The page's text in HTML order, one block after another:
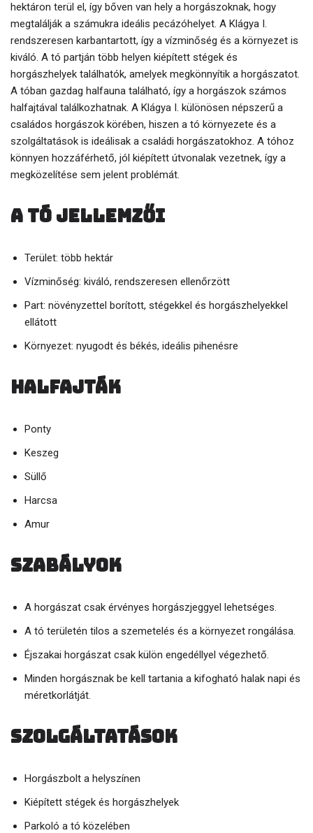
hektáron terül el, így bőven van hely a horgászoknak, hogy
megtalálják a számukra ideális pecázóhelyet. A Klágya I.
rendszeresen karbantartott, így a vízminőség és a környezet is
kiváló. A tó partján több helyen kiépített stégek és
horgászhelyek találhatók, amelyek megkönnyítik a horgászatot.
A tóban gazdag halfauna található, így a horgászok számos
halfajtával találkozhatnak. A Klágya I. különösen népszerű a
családos horgászok körében, hiszen a tó környezete és a
szolgáltatások is ideálisak a családi horgászatokhoz. A tóhoz
könnyen hozzáférhető, jól kiépített útvonalak vezetnek, így a
megközelítése sem jelent problémát.
A tó jellemzői
Terület: több hektár
Vízminőség: kiváló, rendszeresen ellenőrzött
Part: növényzettel borított, stégekkel és horgászhelyekkel
ellátott
Környezet: nyugodt és békés, ideális pihenésre
Halfajták
Ponty
Keszeg
Süllő
Harcsa
Amur
Szabályok
A horgászat csak érvényes horgászjeggyel lehetséges.
A tó területén tilos a szemetelés és a környezet rongálása.
Éjszakai horgászat csak külön engedéllyel végezhető.
Minden horgásznak be kell tartania a kifogható halak napi és
méretkorlátját.
Szolgáltatások
Horgászbolt a helyszínen
Kiépített stégek és horgászhelyek
Parkoló a tó közelében